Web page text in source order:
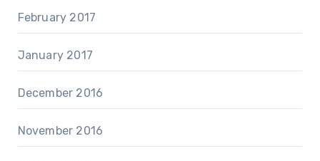
February 2017
January 2017
December 2016
November 2016